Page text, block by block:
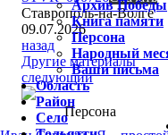
Ставрополь-на-Волге
09.07.2026
назад
Другие материалы
следующий
Персона
Архив Победы
Книга памяти
Персона
Народный
Ваши письма
Область
Район
Село